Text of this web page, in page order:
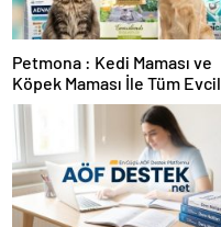
Petmona : Kedi Maması ve
Köpek Maması İle Tüm Evcil
Hayvan Ürünleri